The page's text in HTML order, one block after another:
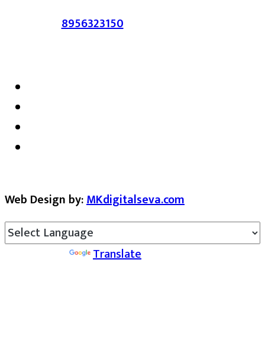
संपर्क :-8956323150/ ईमेल :-
Web Design by:MKdigitalseva.com
Translate